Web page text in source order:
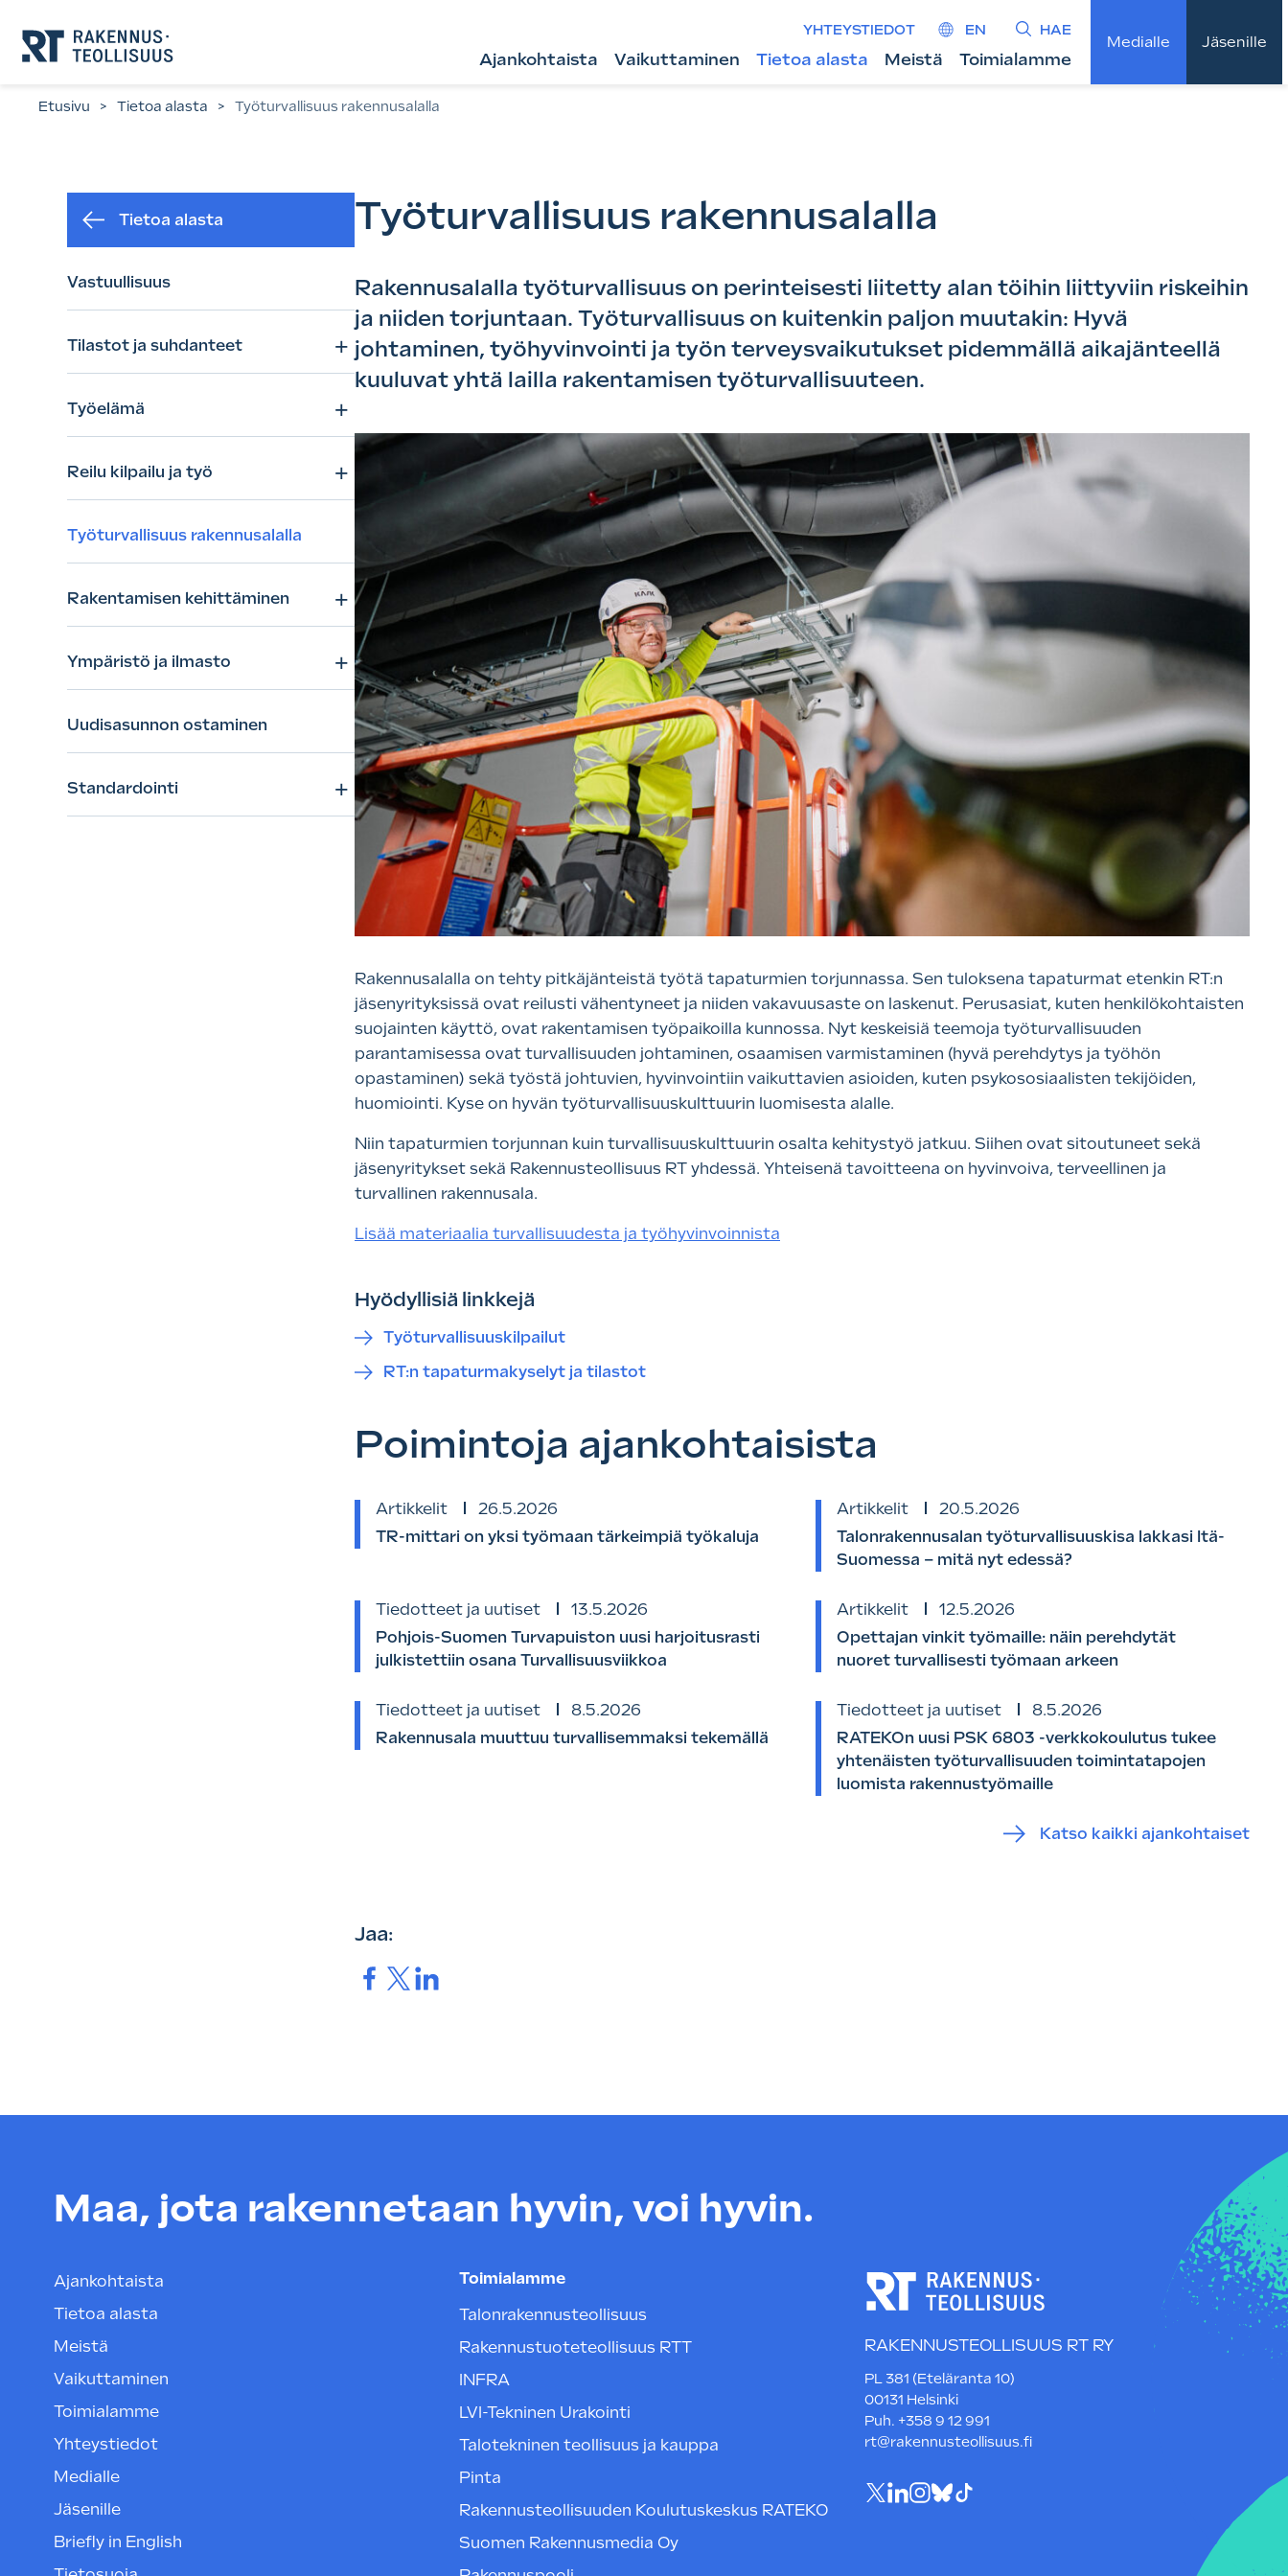
suoraan
sisältöön.
YHTEYSTIEDOT EN HAE
Ajankohtaista Vaikuttaminen Tietoa alasta Meistä Toimialamme
Medialle Jäsenille
Etusivu > Tietoa alasta > Työturvallisuus rakennusalalla
Työturvallisuus rakennusalalla
Rakennusalalla työturvallisuus on perinteisesti liitetty alan töihin liittyviin riskeihin
ja niiden torjuntaan. Työturvallisuus on kuitenkin paljon muutakin: Hyvä
johtaminen, työhyvinvointi ja työn terveysvaikutukset pidemmällä aikajänteellä
kuuluvat yhtä lailla rakentamisen työturvallisuuteen.
Rakennusalalla on tehty pitkäjänteistä työtä tapaturmien torjunnassa. Sen tuloksena tapaturmat etenkin RT:n
jäsenyrityksissä ovat reilusti vähentyneet ja niiden vakavuusaste on laskenut. Perusasiat, kuten henkilökohtaisten
suojainten käyttö, ovat rakentamisen työpaikoilla kunnossa. Nyt keskeisiä teemoja työturvallisuuden
parantamisessa ovat turvallisuuden johtaminen, osaamisen varmistaminen (hyvä perehdytys ja työhön
opastaminen) sekä työstä johtuvien, hyvinvointiin vaikuttavien asioiden, kuten psykososiaalisten tekijöiden,
huomiointi. Kyse on hyvän työturvallisuuskulttuurin luomisesta alalle.
Niin tapaturmien torjunnan kuin turvallisuuskulttuurin osalta kehitystyö jatkuu. Siihen ovat sitoutuneet sekä
jäsenyritykset sekä Rakennusteollisuus RT yhdessä. Yhteisenä tavoitteena on hyvinvoiva, terveellinen ja
turvallinen rakennusala.
Lisää materiaalia turvallisuudesta ja työhyvinvoinnista
Hyödyllisiä linkkejä
Työturvallisuuskilpailut
RT:n tapaturmakyselyt ja tilastot
Poimintoja ajankohtaisista
Artikkelit
26.5.2026
TR-mittari on yksi työmaan tärkeimpiä työkaluja
Artikkelit
20.5.2026
Talonrakennusalan työturvallisuuskisa lakkasi Itä-
Suomessa – mitä nyt edessä?
Tiedotteet ja uutiset
13.5.2026
Pohjois-Suomen Turvapuiston uusi harjoitusrasti
julkistettiin osana Turvallisuusviikkoa
Artikkelit
12.5.2026
Opettajan vinkit työmaille: näin perehdytät
nuoret turvallisesti työmaan arkeen
Tiedotteet ja uutiset
8.5.2026
Rakennusala muuttuu turvallisemmaksi tekemällä
Tiedotteet ja uutiset
8.5.2026
RATEKOn uusi PSK 6803 -verkkokoulutus tukee
yhtenäisten työturvallisuuden toimintatapojen
luomista rakennustyömaille
Katso kaikki ajankohtaiset
Jaa:
Jaa. Jaa.Jaa.
Tietoa alasta
Vastuullisuus
Tilastot ja suhdanteet +
Työelämä +
Reilu kilpailu ja työ +
Työturvallisuus rakennusalalla
Rakentamisen kehittäminen +
Ympäristö ja ilmasto +
Uudisasunnon ostaminen
Standardointi +
Maa, jota rakennetaan hyvin, voi hyvin.
Ajankohtaista
Tietoa alasta
Meistä
Vaikuttaminen
Toimialamme
Yhteystiedot
Medialle
Jäsenille
Briefly in English
Toimialamme
Talonrakennusteollisuus
Rakennustuoteteollisuus RTT
INFRA
LVI-Tekninen Urakointi
Talotekninen teollisuus ja kauppa
Pinta
Rakennusteollisuuden Koulutuskeskus RATEKO
Suomen Rakennusmedia Oy
RAKENNUSTEOLLISUUS RT RY
PL 381 (Eteläranta 10)
00131 Helsinki
Puh. +358 9 12 991
rt@rakennusteollisuus.fi